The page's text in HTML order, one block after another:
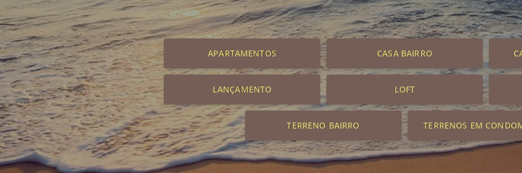
APARTAMENTOS CASA BAIRRO
LANÇAMENTO LOFT
TERRENO BAIRRO TERRENOS EM